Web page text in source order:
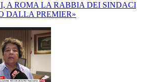
A ROMA LA RABBIA DEI SINDACI
DALLA PREMIER»